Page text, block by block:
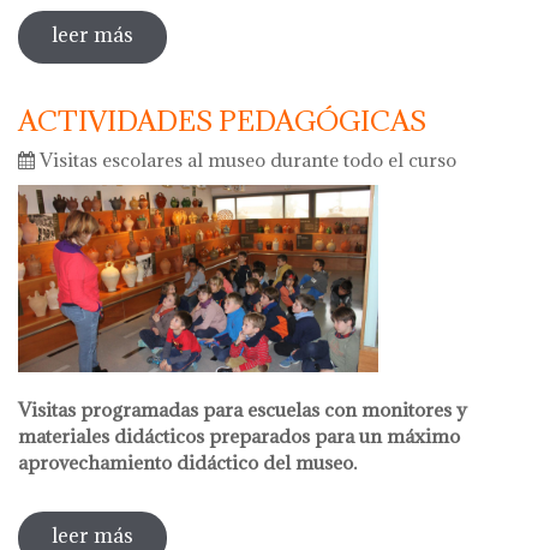
leer más sobre el botijo del 2018
ACTIVIDADES PEDAGÓGICAS
Visitas escolares al museo durante todo el curso
Visitas programadas para escuelas con monitores y
materiales didácticos preparados para un máximo
aprovechamiento didáctico del museo.
leer más sobre actividades pedagógicas